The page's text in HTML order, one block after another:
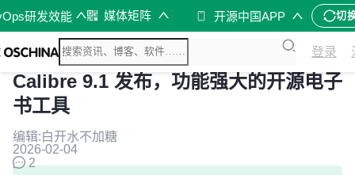
研发效能 媒体矩阵 开源中国APP 切
登录
Calibre 9.1 发布，功能强大的开源电子
书工具
编辑:白开水不加糖
2026-02-04
2